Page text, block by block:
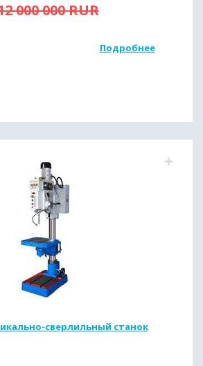
000 000RUR
Подробнее
сверлильный станок